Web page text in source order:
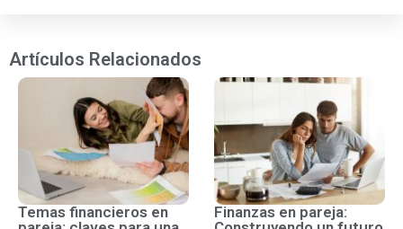
Artículos Relacionados
Temas financieros en
Finanzas en pareja: